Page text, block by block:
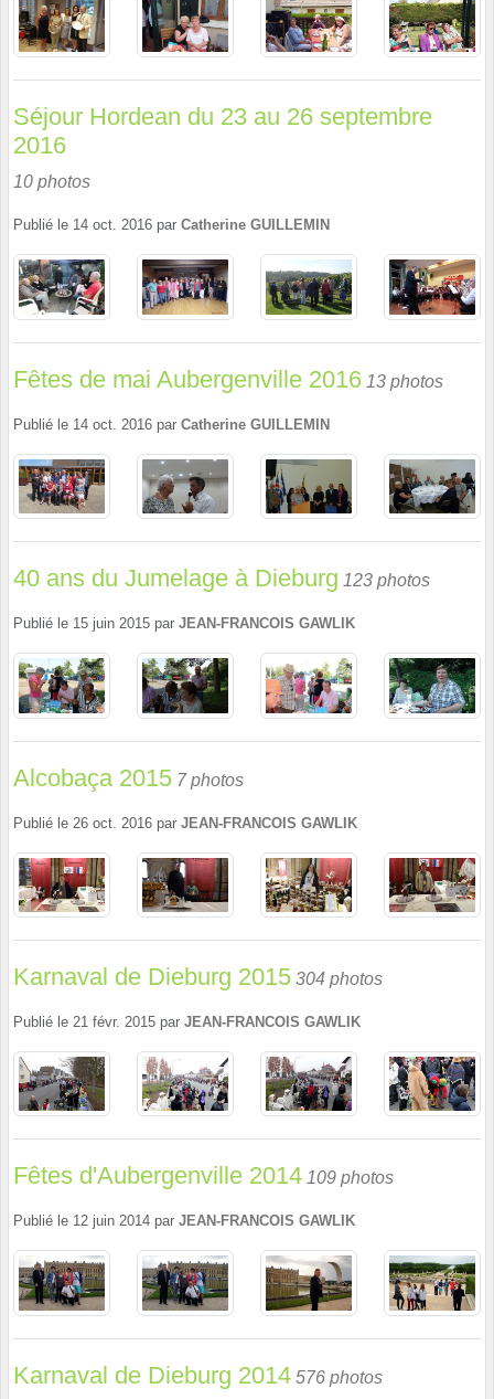
Séjour Hordean du 23 au 26 septembre
2016
10 photos
Publié le 14 oct. 2016 par Catherine GUILLEMIN
Fêtes de mai Aubergenville 2016 13 photos
Publié le 14 oct. 2016 par Catherine GUILLEMIN
40 ans du Jumelage à Dieburg 123 photos
Publié le 15 juin 2015 par JEAN-FRANCOIS GAWLIK
Alcobaça 2015 7 photos
Publié le 26 oct. 2016 par JEAN-FRANCOIS GAWLIK
Karnaval de Dieburg 2015 304 photos
Publié le 21 févr. 2015 par JEAN-FRANCOIS GAWLIK
Fêtes d'Aubergenville 2014 109 photos
Publié le 12 juin 2014 par JEAN-FRANCOIS GAWLIK
Karnaval de Dieburg 2014 576 photos